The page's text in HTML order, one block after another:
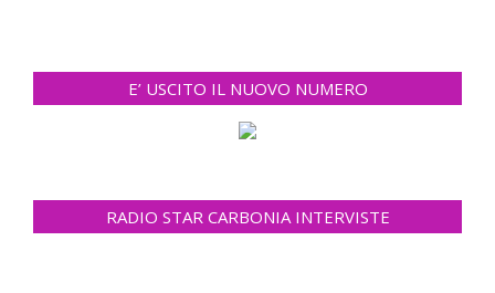
E’ USCITO IL NUOVO NUMERO
RADIO STAR CARBONIA INTERVISTE